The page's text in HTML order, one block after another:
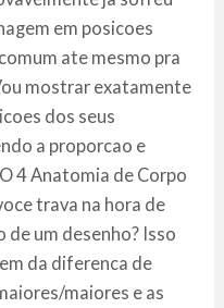
em posicoes
ate mesmo pra
mostrar exatamente
dos seus
a proporcao e
4 Anatomia de Corpo
trava na hora de
um desenho? Isso
da diferenca de
maiores e as